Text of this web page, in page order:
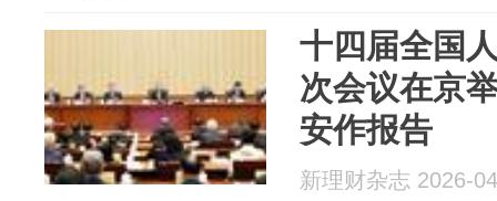
十四届全国
次会议在京
安作报告
新理财杂志 2026-